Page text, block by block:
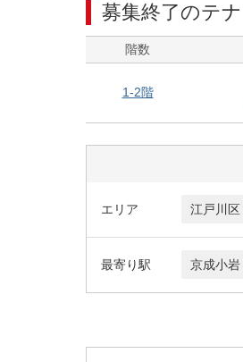
募集終了のテ
階数
1-2階
エリア 江戸川区
最寄り駅 京成小岩